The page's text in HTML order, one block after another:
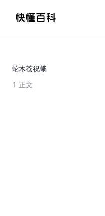
蛇木苍祝蛾
1 正文